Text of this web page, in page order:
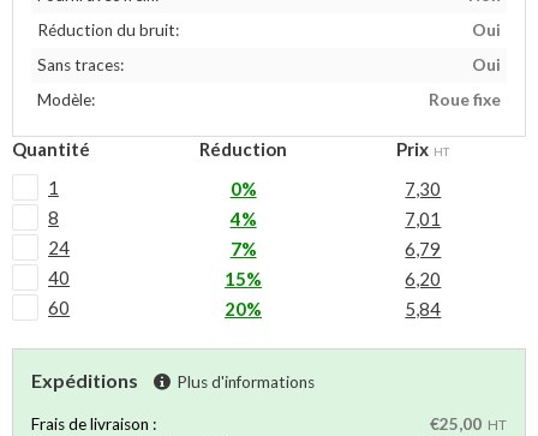
Réduction du bruit:
Oui
Sans traces:
Oui
Modèle:
Roue fixe
Quantité Réduction Prix HT
1 0%
7,30
8
4%
7,01
24
7%
6,79
40
15%
6,20
60
20% 5,84
Expéditions Plus d'informations
Frais de livraison : €25,00 HT